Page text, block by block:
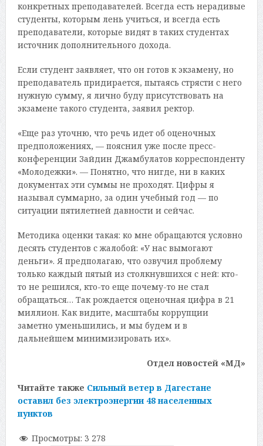
конкретных преподавателей. Всегда есть нерадивые
студенты, которым лень учиться, и всегда есть
преподаватели, которые видят в таких студентах
источник дополнительного дохода.
Если студент заявляет, что он готов к экзамену, но
преподаватель придирается, пытаясь стрясти с него
нужную сумму, я лично буду присутствовать на
экзамене такого студента, заявил ректор.
«Еще раз уточню, что речь идет об оценочных
предположениях, — пояснил уже после пресс-
конференции Зайдин Джамбулатов корреспонденту
«Молодежки». — Понятно, что нигде, ни в каких
документах эти суммы не проходят. Цифры я
называл суммарно, за один учебный год — по
ситуации пятилетней давности и сейчас.
Методика оценки такая: ко мне обращаются условно
десять студентов с жалобой: «У нас вымогают
деньги». Я предполагаю, что озвучил проблему
только каждый пятый из столкнувшихся с ней: кто-
то не решился, кто-то еще почему-то не стал
обращаться… Так рождается оценочная цифра в 21
миллион. Как видите, масштабы коррупции
заметно уменьшились, и мы будем и в
дальнейшем минимизировать их».
Отдел новостей «МД»
Читайте также Сильный ветер в Дагестане
оставил без электроэнергии 48 населенных
пунктов
Просмотры: 3 278